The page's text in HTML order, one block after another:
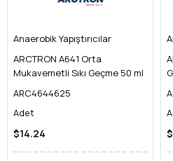
Anaerobik Yapıştırıcılar
ARCTRON A641 Orta
Mukavemetli Sıkı Geçme 50 ml
ARC4644625
Adet
$14.24